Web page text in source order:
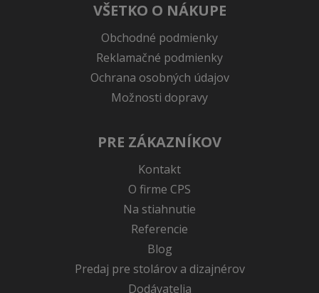
VŠETKO O NÁKUPE
Obchodné podmienky
Reklamačné podmienky
Ochrana osobných údajov
Možnosti dopravy
PRE ZÁKAZNÍKOV
Kontakt
O firme CPS
Na stiahnutie
Referencie
Blog
Predaj pre stolárov a dizajnérov
Dodávatelia